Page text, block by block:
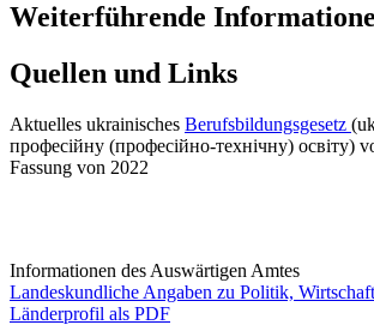
Weiterführende
Quellen und Links
Aktuelles ukrainisches Berufsbildungsgesetz
професійну (професійно-технічну) освіту)
Fassung von 2022
Informationen des Auswärtigen Amtes
Landeskundliche Angaben zu Politik,
Länderprofil als PDF